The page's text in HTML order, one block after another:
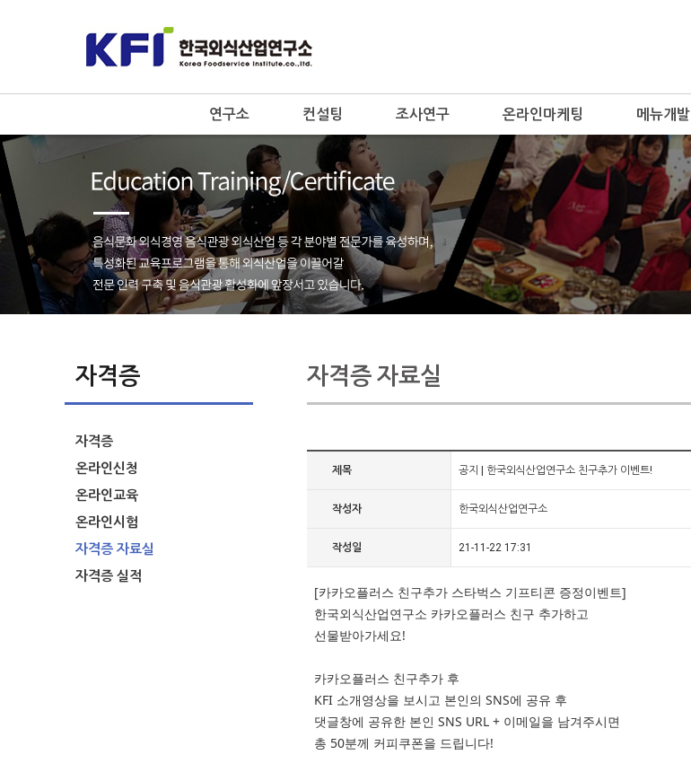
연구소 컨설팅 조사연구 온라인마케팅 메뉴개발
자격증
자격증
온라인신청
온라인교육
온라인시험
자격증 자료실
자격증 실적
자격증 자료실
제목 공지 | 한국외식산업연구소 친구추가 이벤트!
작성자 한국외식산업연구소
작성일 21-11-22 17:31
[카카오플러스 친구추가 스타벅스 기프티콘 증정이벤트]
한국외식산업연구소 카카오플러스 친구 추가하고
선물받아가세요!
카카오플러스 친구추가 후
KFI 소개영상을 보시고 본인의 SNS에 공유 후
댓글창에 공유한 본인 SNS URL + 이메일을 남겨주시면
총 50분께 커피쿠폰을 드립니다!